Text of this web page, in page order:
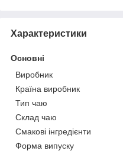
Характеристики
Основні
Виробник
Країна виробник
Тип чаю
Склад чаю
Смакові інгредієнти
Форма випуску